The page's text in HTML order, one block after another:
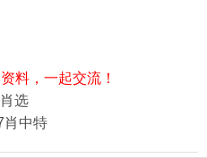
料，一起交流！
选
肖中特